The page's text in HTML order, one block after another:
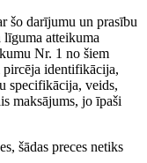
šo darījumu un prasību
atteikuma
Nr. 1 no šiem
identifikācija,
specifikācija, veids,
maksājums, jo īpaši
šādas preces netiks